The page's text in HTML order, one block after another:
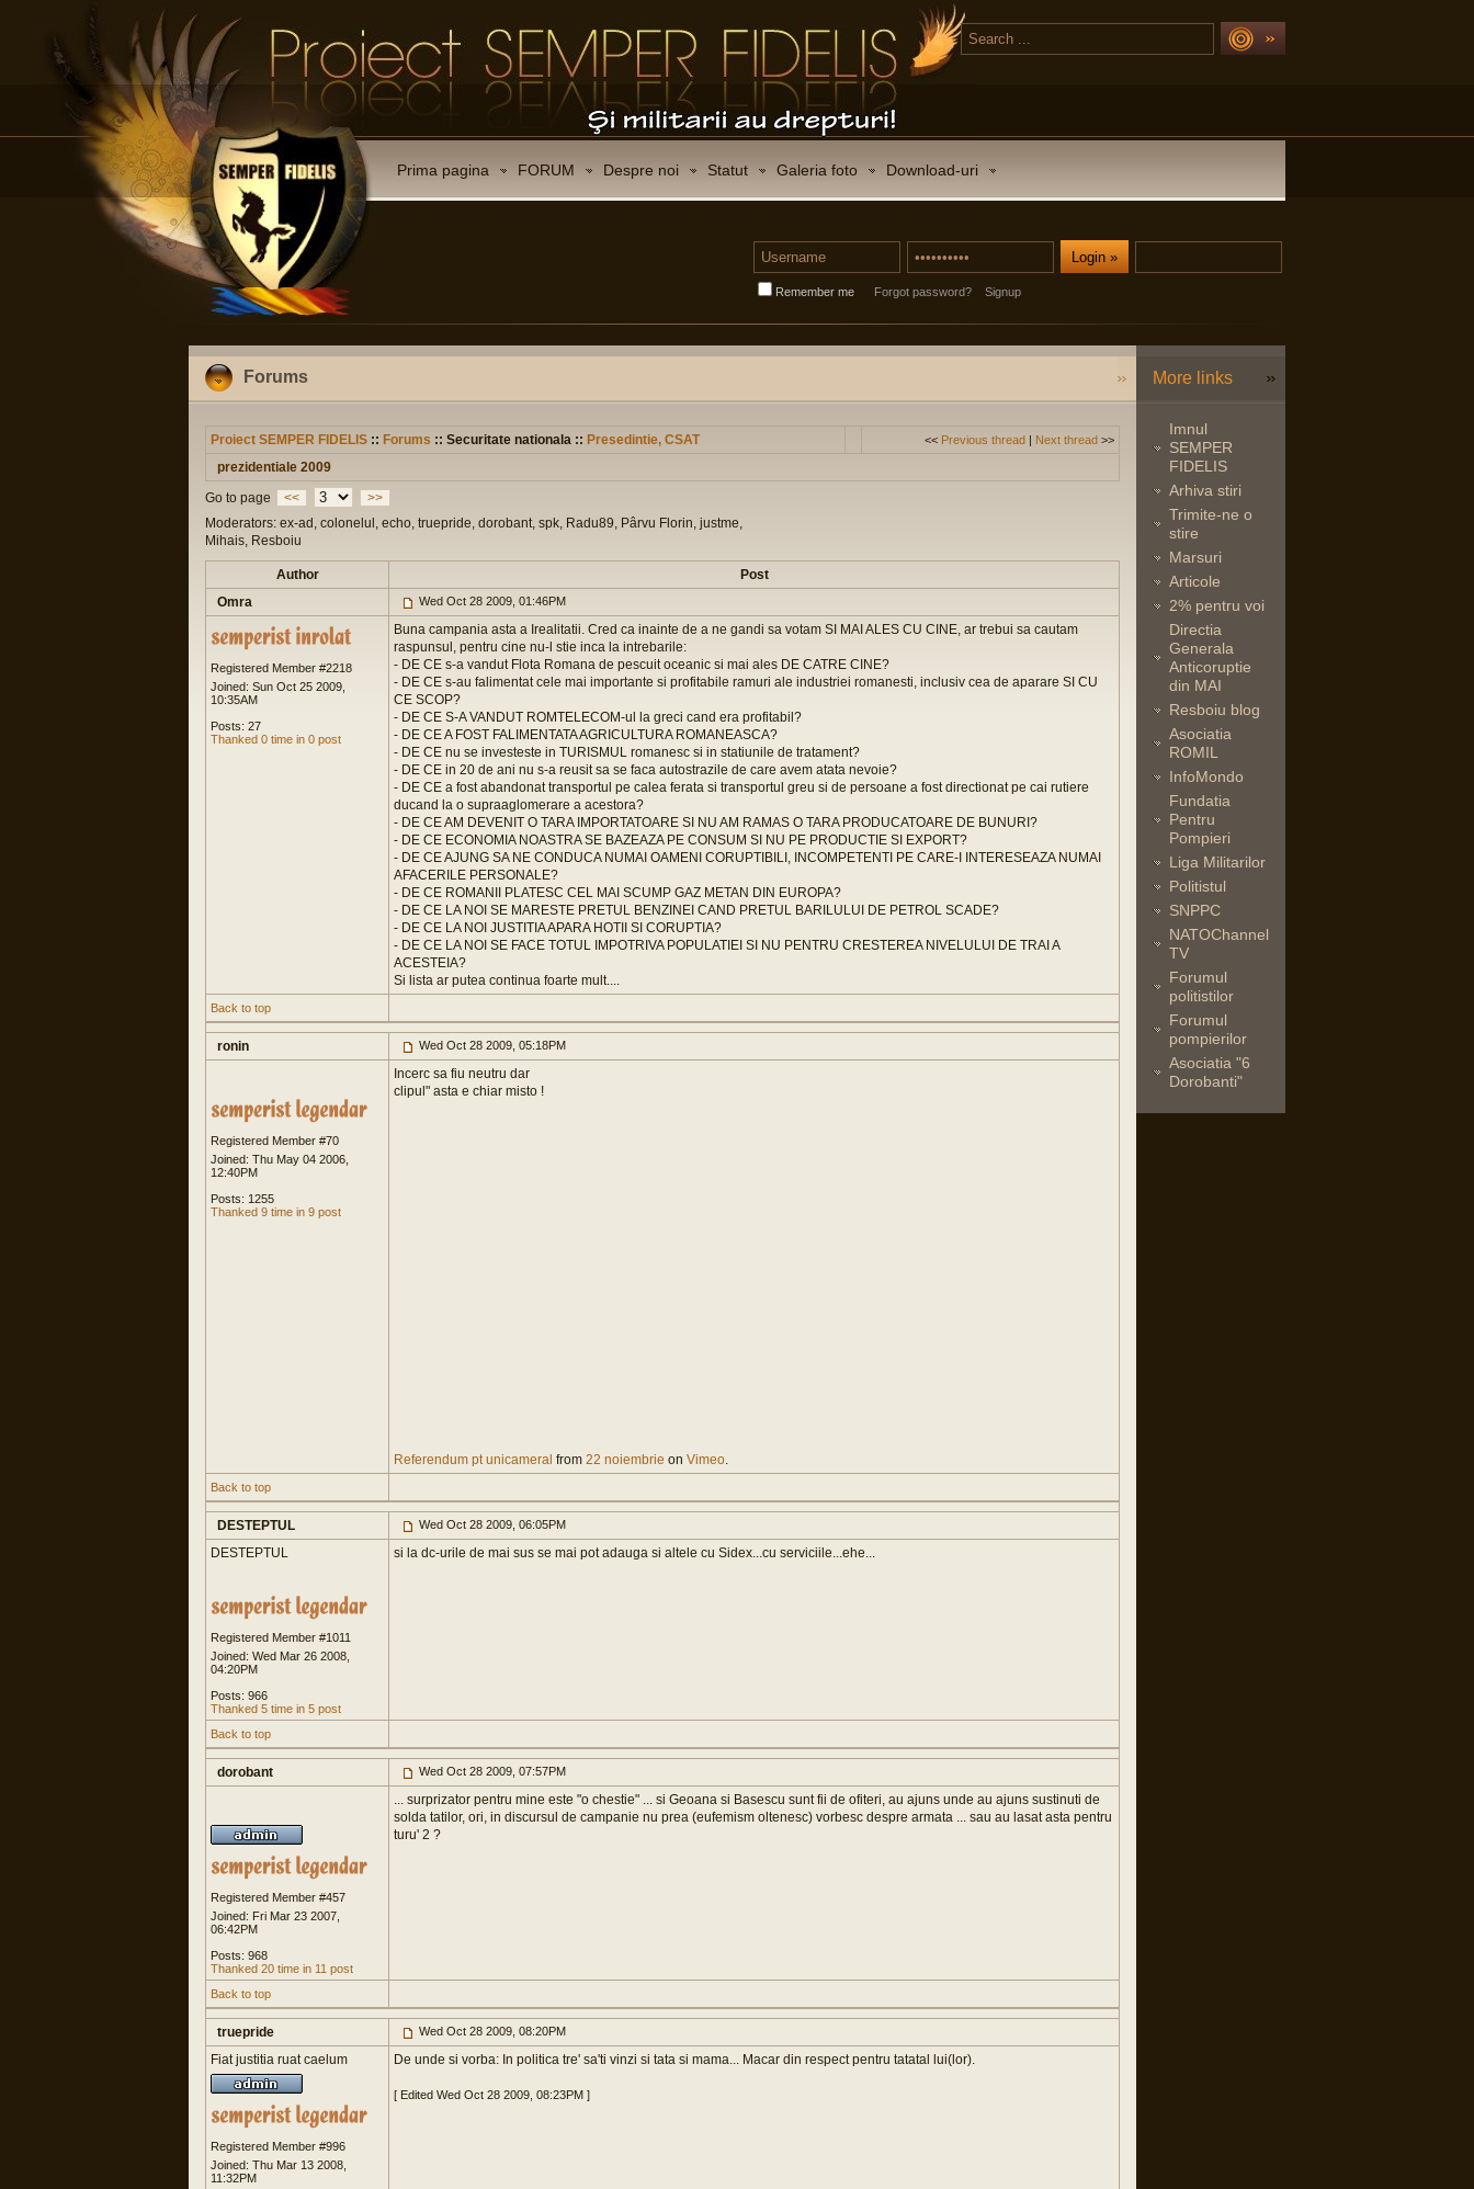
Prima pagina FORUM Despre noi Statut Galeria foto Download-uri
Remember me Forgot password? Signup
Forums
Proiect SEMPER FIDELIS :: Forums :: Securitate nationala :: Presedintie, CSAT << Previous thread | Next thread >>
prezidentiale 2009
Go to page
<<
>>
Moderators: ex-ad, colonelul, echo, truepride, dorobant, spk, Radu89, Pârvu Florin, justme,
Mihais, Resboiu
Author
Post
Omra
Wed Oct 28 2009, 01:46PM
Registered Member #2218
Joined: Sun Oct 25 2009,
10:35AM
Posts: 27
Thanked 0 time in 0 post
Buna campania asta a Irealitatii. Cred ca inainte de a ne gandi sa votam SI MAI ALES CU CINE, ar trebui sa cautam
raspunsul, pentru cine nu-l stie inca la intrebarile:
- DE CE s-a vandut Flota Romana de pescuit oceanic si mai ales DE CATRE CINE?
- DE CE s-au falimentat cele mai importante si profitabile ramuri ale industriei romanesti, inclusiv cea de aparare SI CU
CE SCOP?
- DE CE S-A VANDUT ROMTELECOM-ul la greci cand era profitabil?
- DE CE A FOST FALIMENTATA AGRICULTURA ROMANEASCA?
- DE CE nu se investeste in TURISMUL romanesc si in statiunile de tratament?
- DE CE in 20 de ani nu s-a reusit sa se faca autostrazile de care avem atata nevoie?
- DE CE a fost abandonat transportul pe calea ferata si transportul greu si de persoane a fost directionat pe cai rutiere
ducand la o supraaglomerare a acestora?
- DE CE AM DEVENIT O TARA IMPORTATOARE SI NU AM RAMAS O TARA PRODUCATOARE DE BUNURI?
- DE CE ECONOMIA NOASTRA SE BAZEAZA PE CONSUM SI NU PE PRODUCTIE SI EXPORT?
- DE CE AJUNG SA NE CONDUCA NUMAI OAMENI CORUPTIBILI, INCOMPETENTI PE CARE-I INTERESEAZA NUMAI
AFACERILE PERSONALE?
- DE CE ROMANII PLATESC CEL MAI SCUMP GAZ METAN DIN EUROPA?
- DE CE LA NOI SE MARESTE PRETUL BENZINEI CAND PRETUL BARILULUI DE PETROL SCADE?
- DE CE LA NOI JUSTITIA APARA HOTII SI CORUPTIA?
- DE CE LA NOI SE FACE TOTUL IMPOTRIVA POPULATIEI SI NU PENTRU CRESTEREA NIVELULUI DE TRAI A
ACESTEIA?
Si lista ar putea continua foarte mult....
Back to top
ronin Wed Oct 28 2009, 05:18PM
Registered Member #70
Joined: Thu May 04 2006,
12:40PM
Posts: 1255
Thanked 9 time in 9 post
Incerc sa fiu neutru dar
clipul" asta e chiar misto !
Referendum pt unicameral from 22 noiembrie on Vimeo.
Back to top
DESTEPTUL Wed Oct 28 2009, 06:05PM
DESTEPTUL
Registered Member #1011
Joined: Wed Mar 26 2008,
04:20PM
Posts: 966
Thanked 5 time in 5 post
si la dc-urile de mai sus se mai pot adauga si altele cu Sidex...cu serviciile...ehe...
Back to top
dorobant Wed Oct 28 2009, 07:57PM
Registered Member #457
Joined: Fri Mar 23 2007,
06:42PM
Posts: 968
Thanked 20 time in 11 post
... surprizator pentru mine este "o chestie" ... si Geoana si Basescu sunt fii de ofiteri, au ajuns unde au ajuns sustinuti de
solda tatilor, ori, in discursul de campanie nu prea (eufemism oltenesc) vorbesc despre armata ... sau au lasat asta pentru
turu' 2 ?
Back to top
truepride Wed Oct 28 2009, 08:20PM
Fiat justitia ruat caelum
Registered Member #996
Joined: Thu Mar 13 2008,
11:32PM
De unde si vorba: In politica tre' sa'ti vinzi si tata si mama... Macar din respect pentru tatatal lui(lor).
[ Edited Wed Oct 28 2009, 08:23PM ]
More links
Imnul
SEMPER
FIDELIS
Arhiva stiri
Trimite-ne o
stire
Marsuri
Articole
2% pentru voi
Directia
Generala
Anticoruptie
din MAI
Resboiu blog
Asociatia
ROMIL
InfoMondo
Fundatia
Pentru
Pompieri
Liga Militarilor
Politistul
SNPPC
NATOChannel
TV
Forumul
politistilor
Forumul
pompierilor
Asociatia "6
Dorobanti"